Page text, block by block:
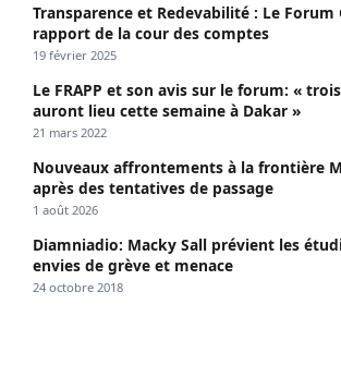
Transparence et Redevabilité : Le
rapport de la cour des comptes
19 février 2025
Le FRAPP et son avis sur le forum: «
auront lieu cette semaine à Dakar »
21 mars 2022
Nouveaux affrontements à la frontière
après des tentatives de passage
1 août 2026
Diamniadio: Macky Sall prévient les
envies de grève et menace
24 octobre 2018